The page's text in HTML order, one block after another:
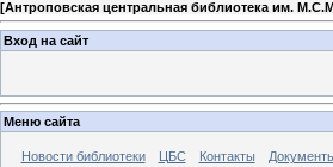
[Антроповская центральная библиотека им.
Вход на сайт
Меню сайта
Новости библиотеки ЦБС Контакты